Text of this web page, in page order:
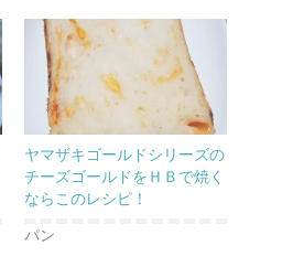
ヤマザキゴールドシリーズの
チーズゴールドをＨＢで焼く
ならこのレシピ！
パン